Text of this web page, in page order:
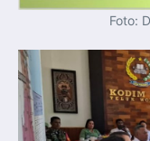
Foto: